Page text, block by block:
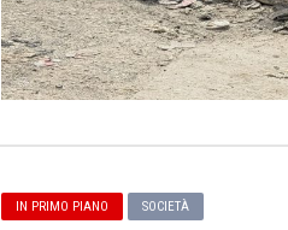
IN PRIMO PIANO SOCIETÀ